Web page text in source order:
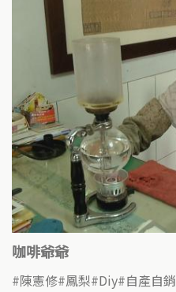
咖啡爺爺
陳憲修 鳳梨 Diy 自產自銷